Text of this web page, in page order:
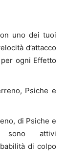
uno dei tuoi
d’attacco
ogni Effetto
Psiche e
di Psiche e
sono attivi
di colpo